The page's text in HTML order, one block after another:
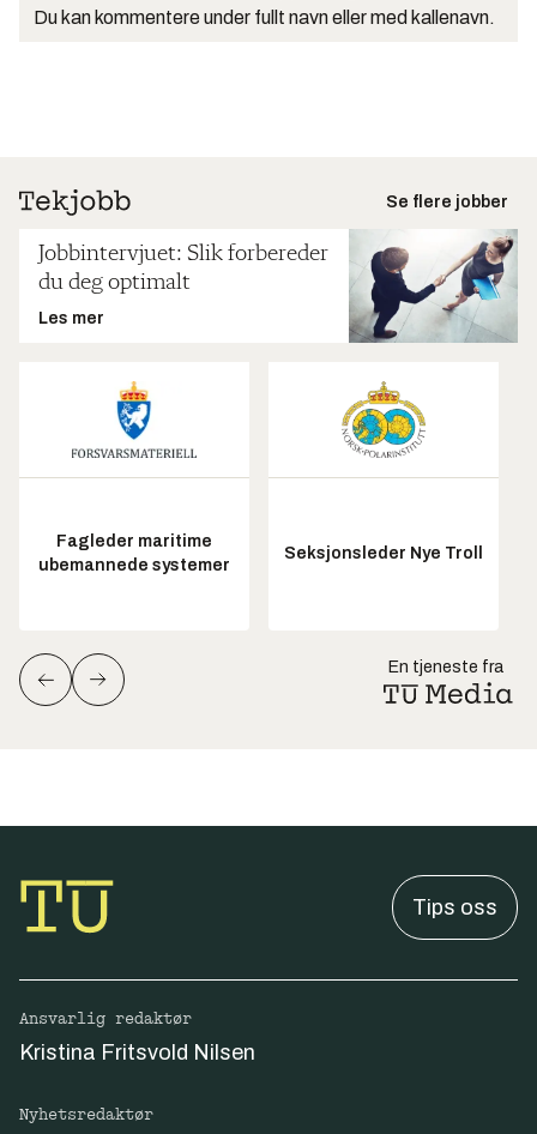
Du kan kommentere under fullt navn eller med kallenavn.
Se flere jobber
Jobbintervjuet: Slik forbereder
du deg optimalt
Les mer
Fagleder maritime
ubemannede systemer
Seksjonsleder Nye Troll
En tjeneste fra
Tips oss
Ansvarlig redaktør
Kristina Fritsvold Nilsen
Nyhetsredaktør